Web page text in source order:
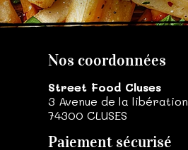
Nos coordonnées
Street Food Cluses
3 Avenue de la libération
74300 CLUSES
Paiement sécurisé